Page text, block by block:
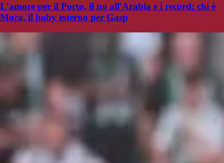
L'amore per il Porto, il no all'Arabia e i record: chi è
Mora, il baby esterno per Gasp